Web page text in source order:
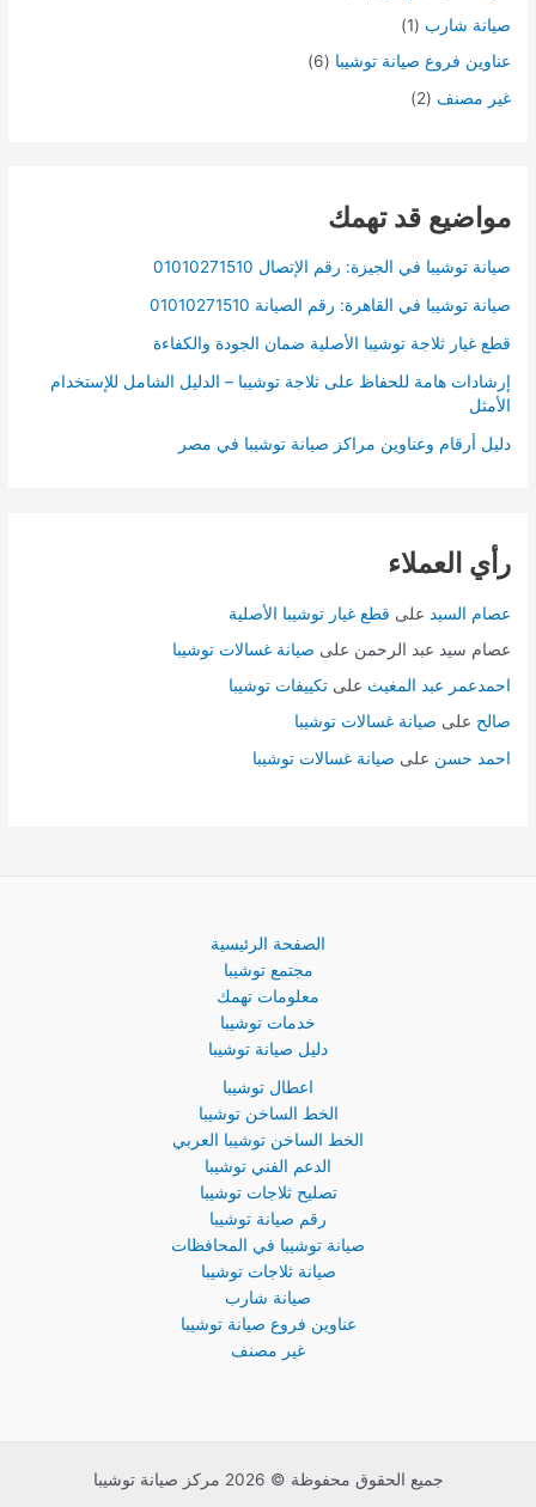
صيانة شارب (1)
عناوين فروع صيانة توشيبا (6)
غير مصنف (2)
مواضيع قد تهمك
صيانة توشيبا في الجيزة: رقم الإتصال 01010271510
صيانة توشيبا في القاهرة: رقم الصيانة 01010271510
قطع غيار ثلاجة توشيبا الأصلية ضمان الجودة والكفاءة
إرشادات هامة للحفاظ على ثلاجة توشيبا – الدليل الشامل للإستخدام
الأمثل
دليل أرقام وعناوين مراكز صيانة توشيبا في مصر
رأي العملاء
عصام السيد على قطع غيار توشيبا الأصلية
عصام سيد عبد الرحمن على صيانة غسالات توشيبا
احمدعمر عبد المغيث علىتكييفات توشيبا
صالح على صيانة غسالات توشيبا
احمد حسن على صيانة غسالات توشيبا
الصفحة الرئيسية
مجتمع توشيبا
معلومات تهمك
خدمات توشيبا
دليل صيانة توشيبا
اعطال توشيبا
الخط الساخن توشيبا
الخط الساخن توشيبا العربي
الدعم الفني توشيبا
تصليح ثلاجات توشيبا
رقم صيانة توشيبا
صيانة توشيبا في المحافظات
صيانة ثلاجات توشيبا
صيانة شارب
عناوين فروع صيانة توشيبا
غير مصنف
جميع الحقوق محفوظة © 2026 مركز صيانة توشيبا